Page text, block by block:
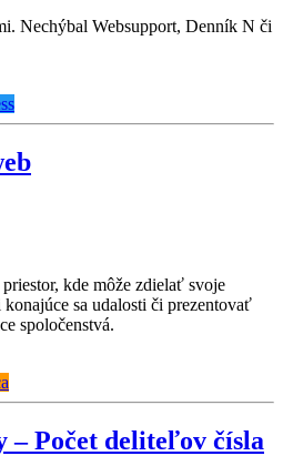
Nechýbal Websupport, Denník N či
kde môže zdielať svoje
sa udalosti či prezentovať
spoločenstvá.
– Počet deliteľov čísla